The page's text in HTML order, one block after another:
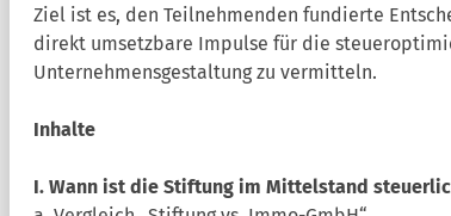
Ziel ist es, den Teilnehmenden fundierte
direkt umsetzbare Impulse für die
Unternehmensgestaltung zu vermitteln.
Inhalte
I. Wann ist die Stiftung im Mittelstand